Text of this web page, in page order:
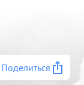
Поделиться